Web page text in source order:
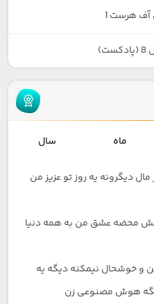
هرست 1
ماه سال
دیگرونه یه روز تو عزیز من
محضه عشق من به همه دنیا
و خوشحال نیمکنه دیگه یه
دیگه هوش مصنوعی زن